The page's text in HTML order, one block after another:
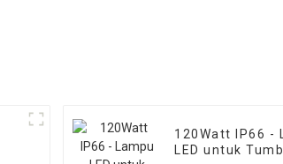
120Watt IP66 -
LED untuk